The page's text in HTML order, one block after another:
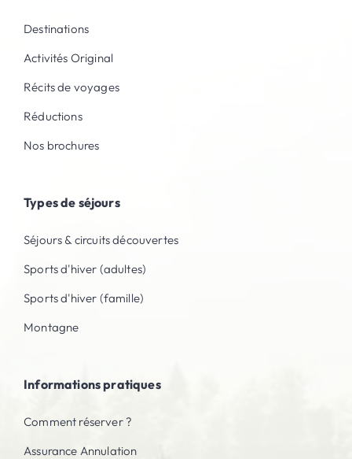
Destinations
Activités Original
Récits de voyages
Réductions
Nos brochures
Types de séjours
Séjours & circuits découvertes
Sports d'hiver (adultes)
Sports d'hiver (famille)
Montagne
Informations pratiques
Comment réserver ?
Assurance Annulation